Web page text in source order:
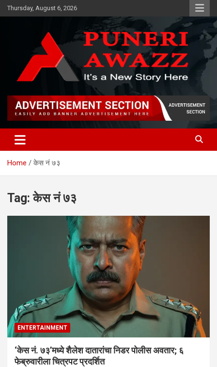
Skip
to
Thursday, August 6, 2026
Puneri Awazz
Home केस नं ७३
Tag:केस नं ७३
ENTERTAINMENT
‘केस नं. ७३’मध्ये शैलेश दातारांचा निडर पोलीस अवतार; ६
फेब्रुवारीला चित्रपट प्रदर्शित